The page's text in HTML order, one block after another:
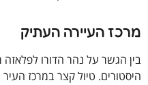
מרכז העיירה העתיק
בין הגשר על נהר הדורו לפלאזה
היסטורים. טיול קצר במרכז העיר